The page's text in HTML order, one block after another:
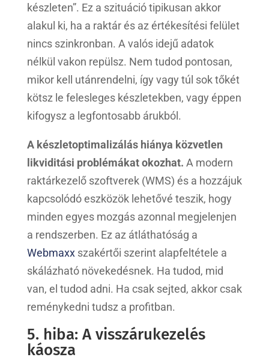
készleten”. Ez a szituáció tipikusan akkor
alakul ki, ha a raktár és az értékesítési felület
nincs szinkronban. A valós idejű adatok
nélkül vakon repülsz. Nem tudod pontosan,
mikor kell utánrendelni, így vagy túl sok tőkét
kötsz le felesleges készletekben, vagy éppen
kifogysz a legfontosabb árukból.
A készletoptimalizálás hiánya közvetlen
likviditási problémákat okozhat. A modern
raktárkezelő szoftverek (WMS) és a hozzájuk
kapcsolódó eszközök lehetővé teszik, hogy
minden egyes mozgás azonnal megjelenjen
a rendszerben. Ez az átláthatóság a
Webmaxxszakértői szerint alapfeltétele a
skálázható növekedésnek. Ha tudod, mid
van, el tudod adni. Ha csak sejted, akkor csak
reménykedni tudsz a profitban.
5. hiba: A visszárukezelés
káosza